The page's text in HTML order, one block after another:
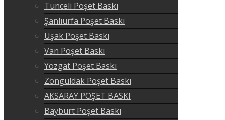
Tunceli Poşet Baskı
Şanlıurfa Poşet Baskı
Uşak Poşet Baskı
Van Poşet Baskı
Yozgat Poşet Baskı
Zonguldak Poşet Baskı
AKSARAY POŞET BASKI
Bayburt Poşet Baskı